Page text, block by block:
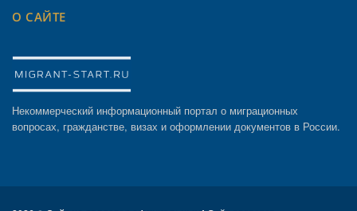
О САЙТЕ
Некоммерческий информационный портал о миграционных
вопросах, гражданстве, визах и оформлении документов в России.